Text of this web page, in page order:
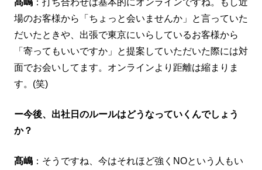
場のお客様から「ちょっと会いませんか」と言っていた
だいたときや、出張で東京にいらしているお客様から
「寄ってもいいですか」と提案していただいた際には対
面でお会いしてます。オンラインより距離は縮まりま
す。(笑)
ー今後、出社日のルールはどうなっていくんでしょう
か？
髙嶋 ：そうですね、今はそれほど強くNOという人もい